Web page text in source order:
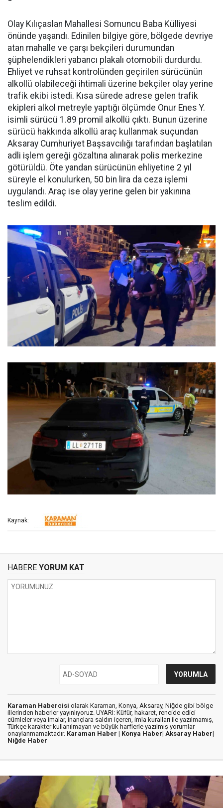
Olay Kılıçaslan Mahallesi Somuncu Baba Külliyesi
önünde yaşandı. Edinilen bilgiye göre, bölgede devriye
atan mahalle ve çarşı bekçileri durumundan
şüphelendikleri yabancı plakalı otomobili durdurdu.
Ehliyet ve ruhsat kontrolünden geçirilen sürücünün
alkollü olabileceği ihtimali üzerine bekçiler olay yerine
trafik ekibi istedi. Kısa sürede adrese gelen trafik
ekipleri alkol metreyle yaptığı ölçümde Onur Enes Y.
isimli sürücü 1.89 promil alkollü çıktı. Bunun üzerine
sürücü hakkında alkollü araç kullanmak suçundan
Aksaray Cumhuriyet Başsavcılığı tarafından başlatılan
adli işlem gereği gözaltına alınarak polis merkezine
götürüldü. Öte yandan sürücünün ehliyetine 2 yıl
süreyle el konulurken, 50 bin lira da ceza işlemi
uygulandı. Araç ise olay yerine gelen bir yakınına
teslim edildi.
Kaynak:
HABERE YORUM KAT
Karaman Habercisi olarak Karaman, Konya, Aksaray, Niğde gibi bölge
illerinden haberler yayınlıyoruz. UYARI: Küfür, hakaret, rencide edici
cümleler veya imalar, inançlara saldırı içeren, imla kuralları ile yazılmamış,
Türkçe karakter kullanılmayan ve büyük harflerle yazılmış yorumlar
onaylanmamaktadır. Karaman Haber | Konya Haber| Aksaray Haber|
Niğde Haber